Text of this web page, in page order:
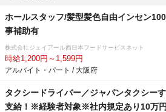
ホールスタッフ/髪型髪色自由インセン
事補助有
株式会社ジェイアール西日本フードサービスネット
時給1,200円～1,599円
アルバイト・パート / 大阪府
タクシードライバー／ジャパンタクシー
支給！※経験者対象※社内規定あり10万